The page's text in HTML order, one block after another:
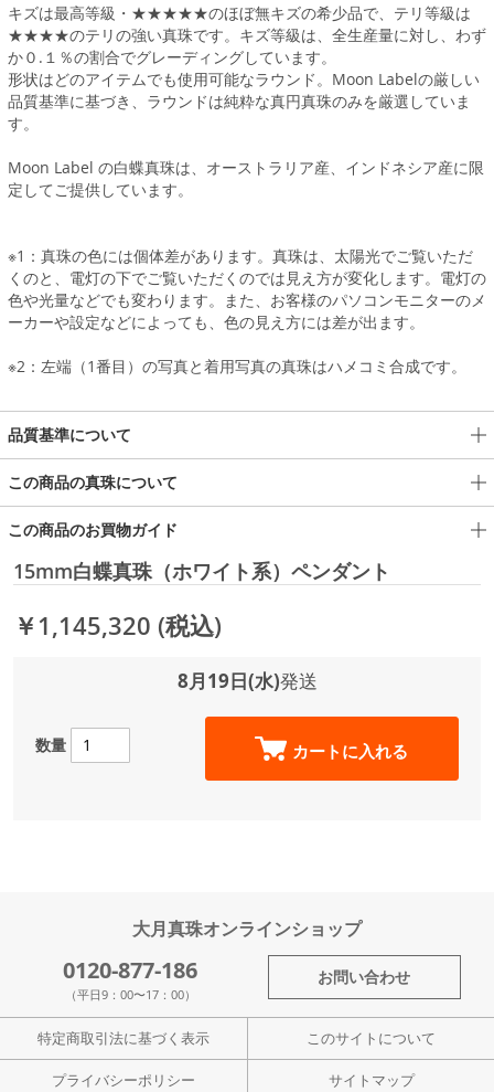
キズは最高等級・★★★★★のほぼ無キズの希少品で、テリ等級は
★★★★のテリの強い真珠です。キズ等級は、全生産量に対し、わず
か０.１％の割合でグレーディングしています。
形状はどのアイテムでも使用可能なラウンド。Moon Labelの厳しい
品質基準に基づき、ラウンドは純粋な真円真珠のみを厳選していま
す。
Moon Label の白蝶真珠は、オーストラリア産、インドネシア産に限
定してご提供しています。
※1：真珠の色には個体差があります。真珠は、太陽光でご覧いただ
くのと、電灯の下でご覧いただくのでは見え方が変化します。電灯の
色や光量などでも変わります。また、お客様のパソコンモニターのメ
ーカーや設定などによっても、色の見え方には差が出ます。
※2：左端（1番目）の写真と着用写真の真珠はハメコミ合成です。
品質基準について
この商品の真珠について
この商品のお買物ガイド
15mm白蝶真珠（ホワイト系）ペンダント
￥1,145,320 (税込)
8月19日(水)発送
数量 カートに入れる
大月真珠オンラインショップ
0120-877-186
（平日9：00〜17：00）
お問い合わせ
特定商取引法に基づく表示 このサイトについて
プライバシーポリシー サイトマップ